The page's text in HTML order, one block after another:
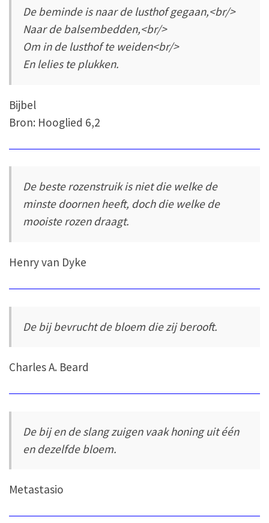
De beminde is naar de lusthof gegaan,<br/>
Naar de balsembedden,<br/>
Om in de lusthof te weiden<br/>
En lelies te plukken.
Bijbel
Bron: Hooglied 6,2
De beste rozenstruik is niet die welke de
minste doornen heeft, doch die welke de
mooiste rozen draagt.
Henry van Dyke
De bij bevrucht de bloem die zij berooft.
Charles A. Beard
De bij en de slang zuigen vaak honing uit één
en dezelfde bloem.
Metastasio